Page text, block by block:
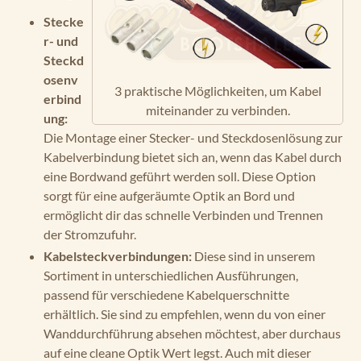
3 praktische Möglichkeiten, um Kabel
miteinander zu verbinden.
Stecke
r- und
Steckd
osenv
erbind
ung:
Die Montage einer Stecker- und Steckdosenlösung zur
Kabelverbindung bietet sich an, wenn das Kabel durch
eine Bordwand geführt werden soll. Diese Option
sorgt für eine aufgeräumte Optik an Bord und
ermöglicht dir das schnelle Verbinden und Trennen
der Stromzufuhr.
Kabelsteckverbindungen: Diese sind in unserem
Sortiment in unterschiedlichen Ausführungen,
passend für verschiedene Kabelquerschnitte
erhältlich. Sie sind zu empfehlen, wenn du von einer
Wanddurchführung absehen möchtest, aber durchaus
auf eine cleane Optik Wert legst. Auch mit dieser